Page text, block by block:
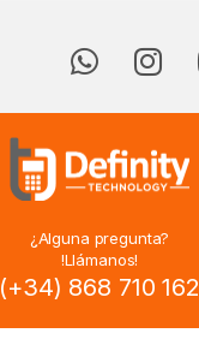
¿Alguna pregunta?
!Llámanos!
(+34) 868 710 162